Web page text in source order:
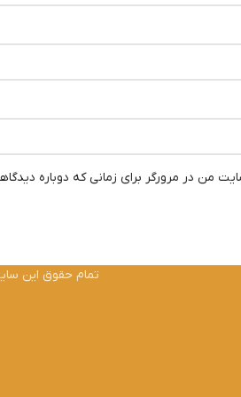
من در مرورگر برای زمانی که دوباره
تمام حقوق این